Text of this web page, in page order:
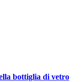
bottiglia di vetro